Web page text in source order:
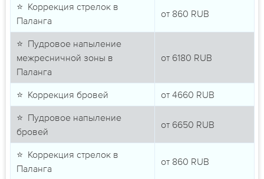
⭐ Коррекция стрелок в
Паланга
от 860 RUB
⭐ Пудровое напыление
межресничной зоны в
Паланга
от 6180 RUB
⭐ Коррекция бровей от 4660 RUB
⭐ Пудровое напыление
бровей
от 6650 RUB
⭐ Коррекция стрелок в
Паланга
от 860 RUB